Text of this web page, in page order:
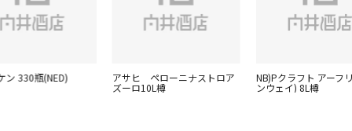
ン 330瓶(NED) アサヒ ペローニナストロア
ズーロ10L樽
NB)Pクラフト アーフ
ンウェイ) 8L樽